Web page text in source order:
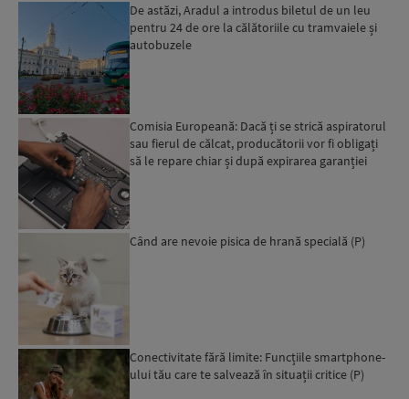
De astăzi, Aradul a introdus biletul de un leu
pentru 24 de ore la călătoriile cu tramvaiele și
autobuzele
Comisia Europeană: Dacă ți se strică aspiratorul
sau fierul de călcat, producătorii vor fi obligați
să le repare chiar și după expirarea garanției
Când are nevoie pisica de hrană specială (P)
Conectivitate fără limite: Funcțiile smartphone-
ului tău care te salvează în situații critice (P)